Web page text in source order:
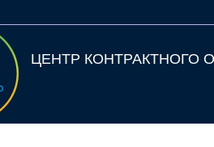
ЦЕНТР КОНТРАКТНОГО